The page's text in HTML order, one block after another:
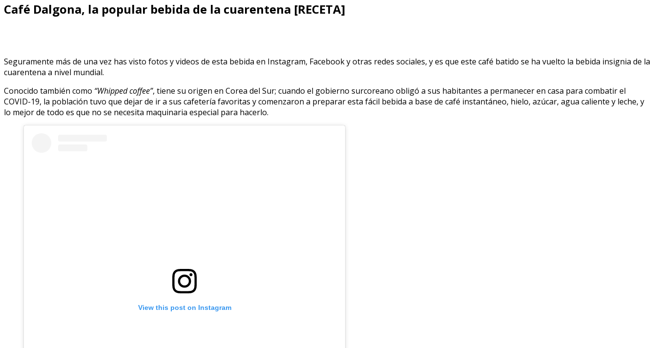
Café Dalgona, la popular bebida de la cuarentena [RECETA]
Seguramente más de una vez has visto fotos y videos de esta bebida en Instagram, Facebook y otras redes sociales, y es que este café batido se ha vuelto la bebida insignia de la
cuarentena a nivel mundial.
Conocido también como “Whipped coffee”, tiene su origen en Corea del Sur; cuando el gobierno surcoreano obligó a sus habitantes a permanecer en casa para combatir el
COVID-19, la población tuvo que dejar de ir a sus cafetería favoritas y comenzaron a preparar esta fácil bebida a base de café instantáneo, hielo, azúcar, agua caliente y leche, y
lo mejor de todo es que no se necesita maquinaria especial para hacerlo.
View this post on Instagram